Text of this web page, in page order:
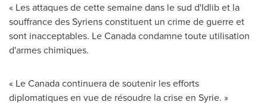
« Les attaques de cette semaine dans le sud d'Idlib et la
souffrance des Syriens constituent un crime de guerre et
sont inacceptables. Le Canadacondamne toute utilisation
d'armes chimiques.
« Le Canadacontinuera de soutenir les efforts
diplomatiques en vue de résoudre la crise en Syrie. »